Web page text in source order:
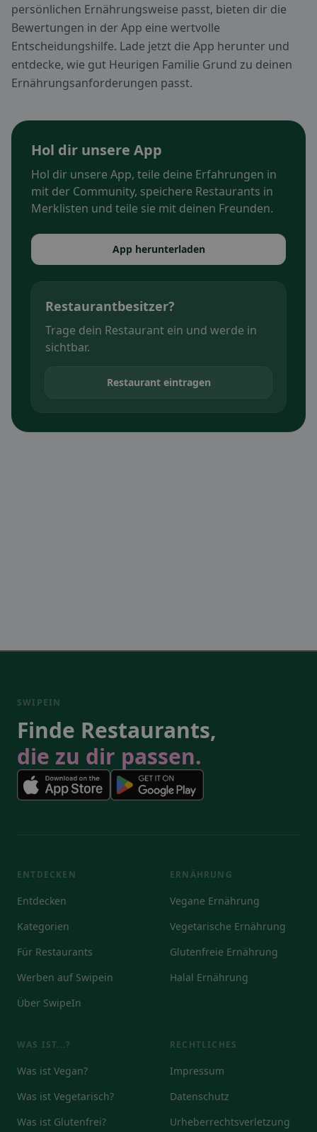
persönlichen Ernährungsweise passt, bieten dir die
Bewertungen in der App eine wertvolle
Entscheidungshilfe. Lade jetzt die App herunter und
entdecke, wie gut Heurigen Familie Grund zu deinen
Ernährungsanforderungen passt.
Hol dir unsere App
Hol dir unsere App, teile deine Erfahrungen in
mit der Community, speichere Restaurants in
Merklisten und teile sie mit deinen Freunden.
App herunterladen
Restaurantbesitzer?
Trage dein Restaurant ein und werde in
sichtbar.
Restaurant eintragen
SWIPEIN
Finde Restaurants,
die zu dir passen.
ENTDECKEN
Entdecken
Kategorien
Für Restaurants
Werben auf Swipein
Über SwipeIn
ERNÄHRUNG
Vegane Ernährung
Vegetarische Ernährung
Glutenfreie Ernährung
Halal Ernährung
WAS IST...?
Was ist Vegan?
Was ist Vegetarisch?
Was ist Glutenfrei?
RECHTLICHES
Impressum
Datenschutz
Urheberrechtsverletzung